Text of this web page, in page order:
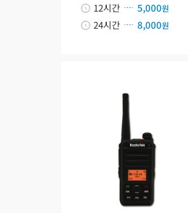
12시간 5,000원
24시간 8,000원